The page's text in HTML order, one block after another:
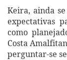
Keira, ainda
expectativas
como
Costa
perguntar-se